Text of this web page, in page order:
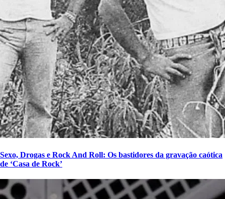
Sexo, Drogas e Rock And Roll: Os bastidores da gravação caótica
de ‘Casa de Rock’